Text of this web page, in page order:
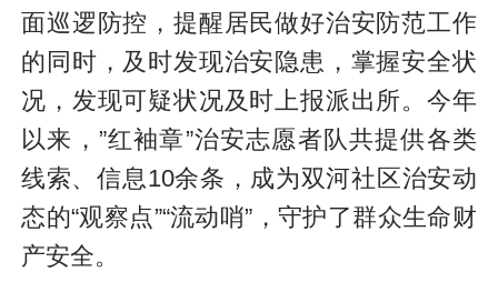
面巡逻防控，提醒居民做好治安防范工作
的同时，及时发现治安隐患，掌握安全状
况，发现可疑状况及时上报派出所。今年
以来，”红袖章”治安志愿者队共提供各类
线索、信息10余条，成为双河社区治安动
态的“观察点”“流动哨”，守护了群众生命财
产安全。